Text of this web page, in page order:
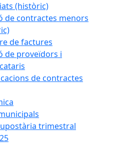
(històric)
de contractes menors
de factures
de proveïdors i
de contractes
trimestral